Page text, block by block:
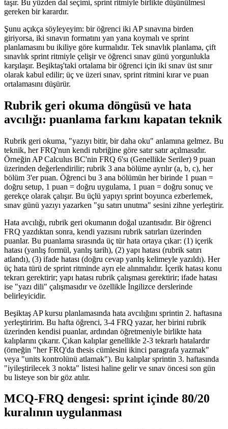
taşır. Bu yüzden dal seçimi, sprint ritmiyle birlikte düşünülmesi
gereken bir karardır.
Şunu açıkça söyleyeyim: bir öğrenci iki AP sınavına birden
giriyorsa, iki sınavın formatını yan yana koymalı ve sprint
planlamasını bu ikiliye göre kurmalıdır. Tek sınavlık planlama, çift
sınavlık sprint ritmiyle çelişir ve öğrenci sınav günü yorgunlukla
karşılaşır. Beşiktaş'taki ortalama bir öğrenci için iki sınav üst sınır
olarak kabul edilir; üç ve üzeri sınav, sprint ritmini kırar ve puan
ortalamasını düşürür.
Rubrik geri okuma döngüsü ve hata
avcılığı: puanlama farkını kapatan teknik
Rubrik geri okuma, "yazıyı bitir, bir daha oku" anlamına gelmez. Bu
teknik, her FRQ'nun kendi rubriğine göre satır satır açılmasıdır.
Örneğin AP Calculus BC'nin FRQ 6'sı (Genellikle Seriler) 9 puan
üzerinden değerlendirilir; rubrik 3 ana bölüme ayrılır (a, b, c), her
bölüm 3'er puan. Öğrenci bu 3 ana bölümün her birinde 1 puan =
doğru setup, 1 puan = doğru uygulama, 1 puan = doğru sonuç ve
gerekçe olarak çalışır. Bu üçlü yapıyı sprint boyunca ezberlemek,
sınav günü yazıyı yazarken "şu satırı unutma" sesini zihne yerleştirir.
Hata avcılığı, rubrik geri okumanın doğal uzantısıdır. Bir öğrenci
FRQ yazdıktan sonra, kendi yazısını rubrik satırları üzerinden
puanlar. Bu puanlama sırasında üç tür hata ortaya çıkar: (1) içerik
hatası (yanlış formül, yanlış tarih), (2) yapı hatası (rubrik satırı
atlandı), (3) ifade hatası (doğru cevap yanlış kelimeyle yazıldı). Her
üç hata türü de sprint ritminde ayrı ele alınmalıdır. İçerik hatası konu
tekrarı gerektirir; yapı hatası rubrik çalışması gerektirir; ifade hatası
ise "yazı dili" çalışmasıdır ve özellikle İngilizce derslerinde
belirleyicidir.
Beşiktaş AP kursu planlamasında hata avcılığını sprintin 2. haftasına
yerleştiririm. Bu hafta öğrenci, 3-4 FRQ yazar, her birini rubrik
üzerinden kendisi puanlar, ardından öğretmeniyle birlikte hata
kalıplarını çıkarır. Çıkan kalıplar genellikle 2-3 tekrarlı hatalardır
(örneğin "her FRQ'da thesis cümlesini ikinci paragrafa yazmak"
veya "units kontrolünü atlamak"). Bu kalıplar sprintin 3. haftasında
"iyileştirilecek 3 nokta" listesi haline gelir ve sınav öncesi son gün
bu listeye son bir göz atılır.
MCQ-FRQ dengesi: sprint içinde 80/20
kuralının uygulanması